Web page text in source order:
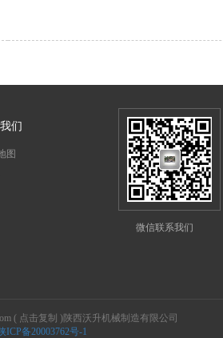
们
图
微信联系我们
( 点击复制 )陕西沃升机械制造有限公司
ICP备20003762号-1